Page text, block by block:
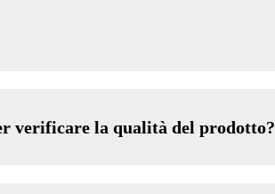
verificare la qualità del prodotto?